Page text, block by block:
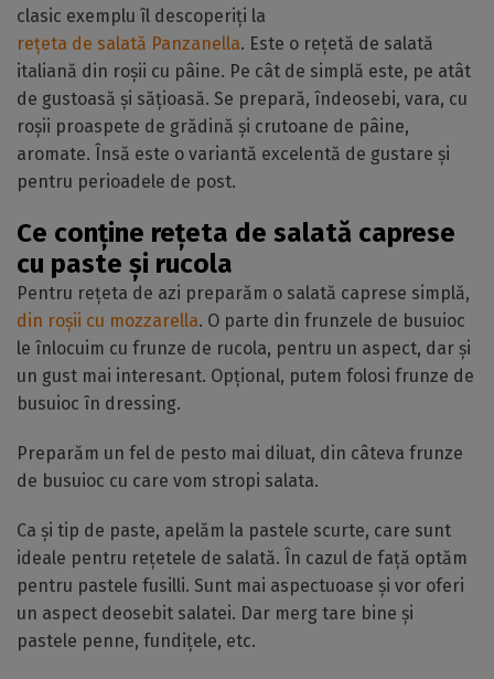
clasic exemplu îl descoperiți la
rețeta de salată Panzanella. Este o rețetă de salată
italiană din roșii cu pâine. Pe cât de simplă este, pe atât
de gustoasă și sățioasă. Se prepară, îndeosebi, vara, cu
roșii proaspete de grădină și crutoane de pâine,
aromate. Însă este o variantă excelentă de gustare și
pentru perioadele de post.
Ce conține rețeta de salată caprese
cu paste și rucola
Pentru rețeta de azi preparăm o salată caprese simplă,
din roșii cu mozzarella. O parte din frunzele de busuioc
le înlocuim cu frunze de rucola, pentru un aspect, dar și
un gust mai interesant. Opțional, putem folosi frunze de
busuioc în dressing.
Preparăm un fel de pesto mai diluat, din câteva frunze
de busuioc cu care vom stropi salata.
Ca și tip de paste, apelăm la pastele scurte, care sunt
ideale pentru rețetele de salată. În cazul de față optăm
pentru pastele fusilli. Sunt mai aspectuoase și vor oferi
un aspect deosebit salatei. Dar merg tare bine și
pastele penne, fundițele, etc.